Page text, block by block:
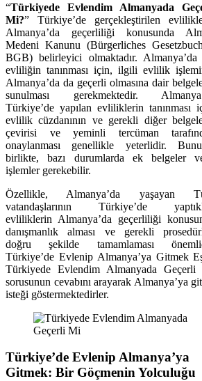
“Türkiyede Evlendim Almanyada
Mi?” Türkiye’de gerçekleştirilen
Almanya’da geçerliliği konusunda
Medeni Kanunu (Bürgerliches
BGB) belirleyici olmaktadır.
evliliğin tanınması için, ilgili evlilik
Almanya’da da geçerli olmasına dair
sunulması gerekmektedir.
Türkiye’de yapılan evliliklerin tanınması
evlilik cüzdanının ve gerekli diğer
çevirisi ve yeminli tercüman
onaylanması genellikle yeterlidir.
birlikte, bazı durumlarda ek belgeler
işlemler gerekebilir.
Özellikle, Almanya’da yaşayan
vatandaşlarının Türkiye’de
evliliklerin Almanya’da geçerliliği
danışmanlık alması ve gerekli
doğru şekilde tamamlaması
Türkiye’de Evlenip Almanya’ya Gitmek
Türkiyede Evlendim Almanyada Geçerli
sorusunun cevabını arayarak Almanya’ya
isteği göstermektedirler.
Türkiye’de Evlenip Almanya’ya
Gitmek: Bir Göçmenin Yolculuğu